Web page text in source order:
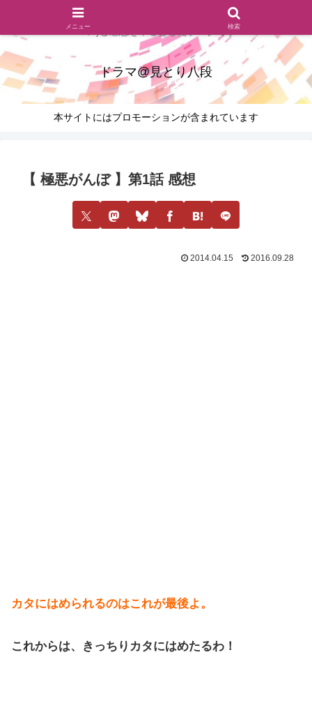
ドラマのシーンとセリフを切り取ったあらすじレビュー(復習ネタ
バレ)と感想を中心としたブログです
ドラマ@見とり八段
本サイトにはプロモーションが含まれています
【 極悪がんぼ 】第1話 感想
2014.04.15 2016.09.28
カタにはめられるのはこれが最後よ。
これからは、きっちりカタにはめたるわ！
メニュー 検索